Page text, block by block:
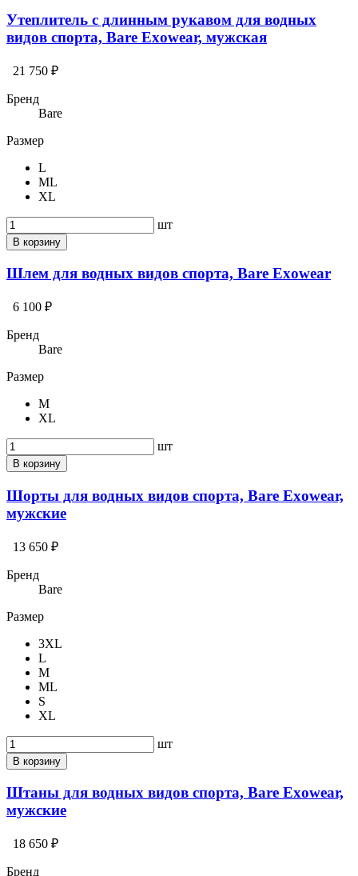
Утеплитель с длинным рукавом для водных
видов спорта, Bare Exowear, мужская
21 750 ₽
Бренд
Bare
Размер
L
ML
XL
шт
В корзину
Шлем для водных видов спорта, Bare Exowear
6 100 ₽
Бренд
Bare
Размер
M
XL
шт
В корзину
Шорты для водных видов спорта, Bare Exowear,
мужские
13 650 ₽
Бренд
Bare
Размер
3XL
L
M
ML
S
XL
шт
В корзину
Штаны для водных видов спорта, Bare Exowear,
мужские
18 650 ₽
Бренд